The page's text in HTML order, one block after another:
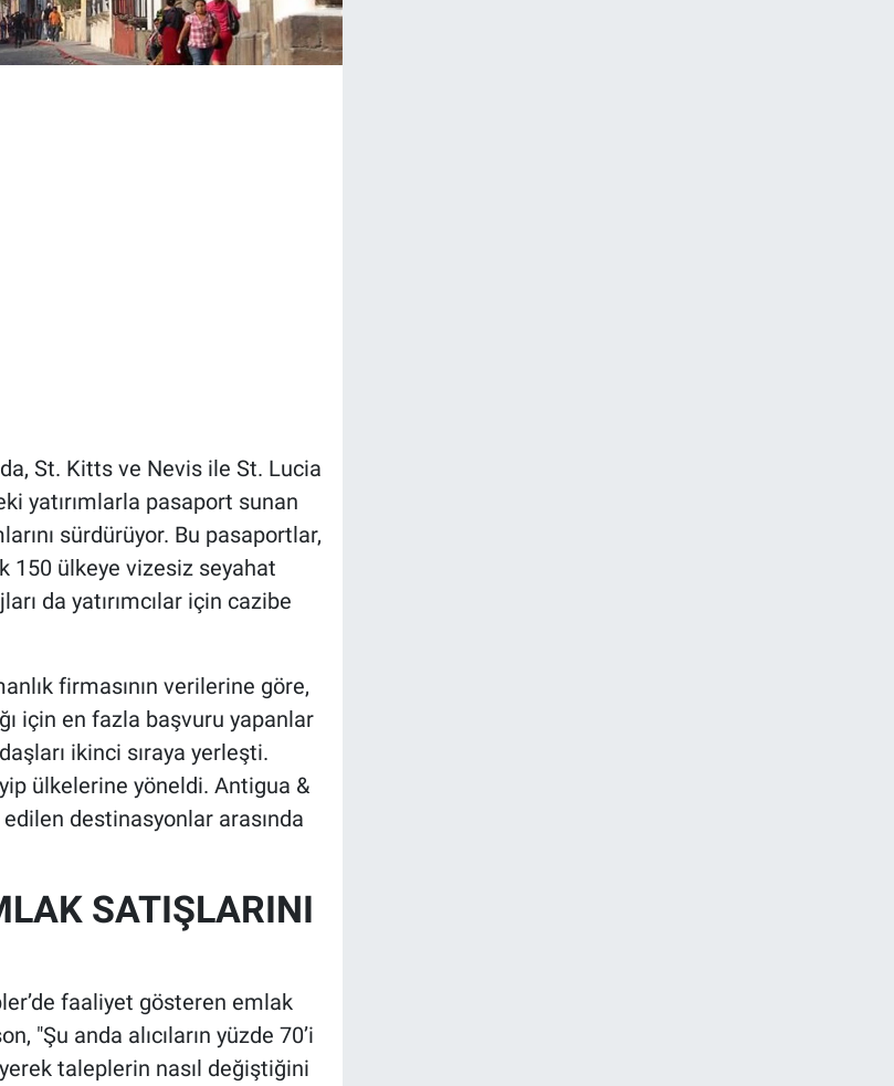
St. Kitts ve Nevis ile St. Lucia
yatırımlarla pasaport sunan
sürdürüyor. Bu pasaportlar,
150 ülkeye vizesiz seyahat
da yatırımcılar için cazibe
firmasının verilerine göre,
için en fazla başvuru yapanlar
ikinci sıraya yerleşti.
ülkelerine yöneldi. Antigua &
destinasyonlar arasında
SATIŞLARINI
faaliyet gösteren emlak
"Şu anda alıcıların yüzde 70’i
taleplerin nasıl değiştiğini